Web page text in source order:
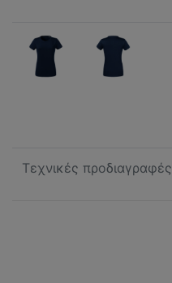
Τεχνικές προδιαγραφές